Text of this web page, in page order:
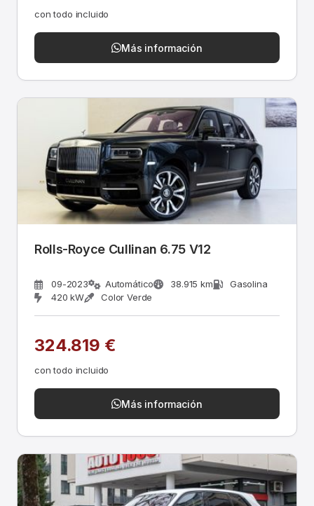
con todo incluido
Más información
Rolls-Royce Cullinan 6.75 V12
09-2023 Automático 38.915 km
Gasolina
420 kW
Color Verde
324.819 €
con todo incluido
Más información